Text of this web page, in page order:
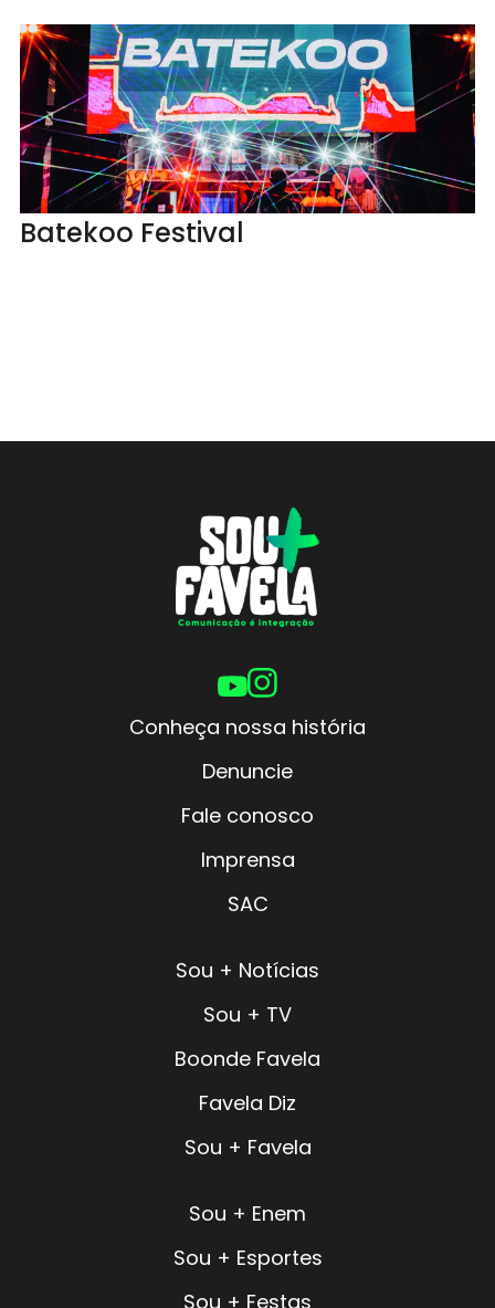
Batekoo Festival
Conheça nossa história
Denuncie
Fale conosco
Imprensa
SAC
Sou + Notícias
Sou + TV
Boonde Favela
Favela Diz
Sou + Favela
Sou + Enem
Sou + Esportes
Sou + Festas